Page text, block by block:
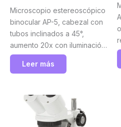
Microscopio estereoscópico
binocular AP-5, cabezal con
tubos inclinados a 45°,
aumento 20x con iluminación
incidente y transmitida de 10
W Euromex
Leer más